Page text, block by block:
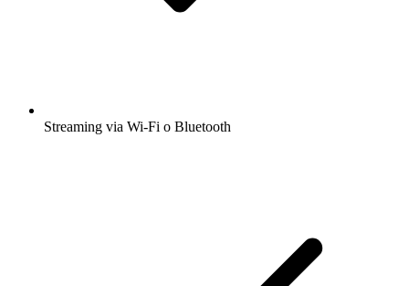
Streaming via Wi-Fi o Bluetooth